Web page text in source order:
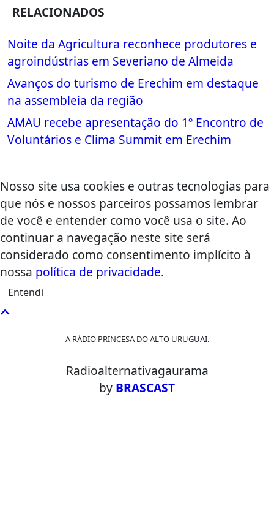
RELACIONADOS
Noite da Agricultura reconhece produtores e
agroindústrias em Severiano de Almeida
Avanços do turismo de Erechim em destaque
na assembleia da região
AMAU recebe apresentação do 1º Encontro de
Voluntários e Clima Summit em Erechim
Nosso site usa cookies e outras tecnologias para
que nós e nossos parceiros possamos lembrar
de você e entender como você usa o site. Ao
continuar a navegação neste site será
considerado como consentimento implícito à
nossa política de privacidade.
Entendi
A RÁDIO PRINCESA DO ALTO URUGUAI.
Radioalternativagaurama
by BRASCAST